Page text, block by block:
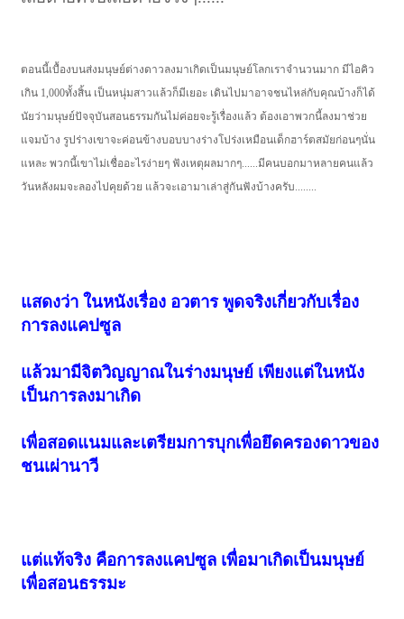
ตอนนี้เบื้องบนส่งมนุษย์ต่างดาวลงมาเกิดเป็นมนุษย์โลกเราจำนวนมาก มีไอคิว
เกิน 1,000ทั้งสิ้น เป็นหนุ่มสาวแล้วก็มีเยอะ เดินไปมาอาจชนไหล่กับคุณบ้างก็ได้
นัยว่ามนุษย์ปัจจุบันสอนธรรมกันไม่ค่อยจะรู้เรื่องแล้ว ต้องเอาพวกนี้ลงมาช่วย
แจมบ้าง รูปร่างเขาจะค่อนข้างบอบบางร่างโปร่งเหมือนเด็กฮาร์ตสมัยก่อนๆนั่น
แหละ พวกนี้เขาไม่เชื่ออะไรง่ายๆ ฟังเหตุผลมากๆ......มีคนบอกมาหลายคนแล้ว
วันหลังผมจะลองไปคุยด้วย แล้วจะเอามาเล่าสู่กันฟังบ้างครับ........
แสดงว่า ในหนังเรื่อง อวตาร พูดจริงเกี่ยวกับเรื่อง
การลงแคปซูล
แล้วมามีจิตวิญญาณในร่างมนุษย์ เพียงแต่ในหนัง
เป็นการลงมาเกิด
เพื่อสอดแนมและเตรียมการบุกเพื่อยึดครองดาวของ
ชนเผ่านาวี
แต่แท้จริง คือการลงแคปซูล เพื่อมาเกิดเป็นมนุษย์
เพื่อสอนธรรมะ